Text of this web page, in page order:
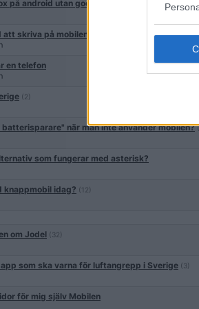
på android utan google play?
att skriva på mobilen: Håll in = bokstav +
en telefon
(2)
när man inte använder mobilen?
som fungerar med asterisk?
knappmobil idag? (12)
om Jodel (32)
som ska varna för luftangrepp i Sverige (3)
för mig själv Mobilen